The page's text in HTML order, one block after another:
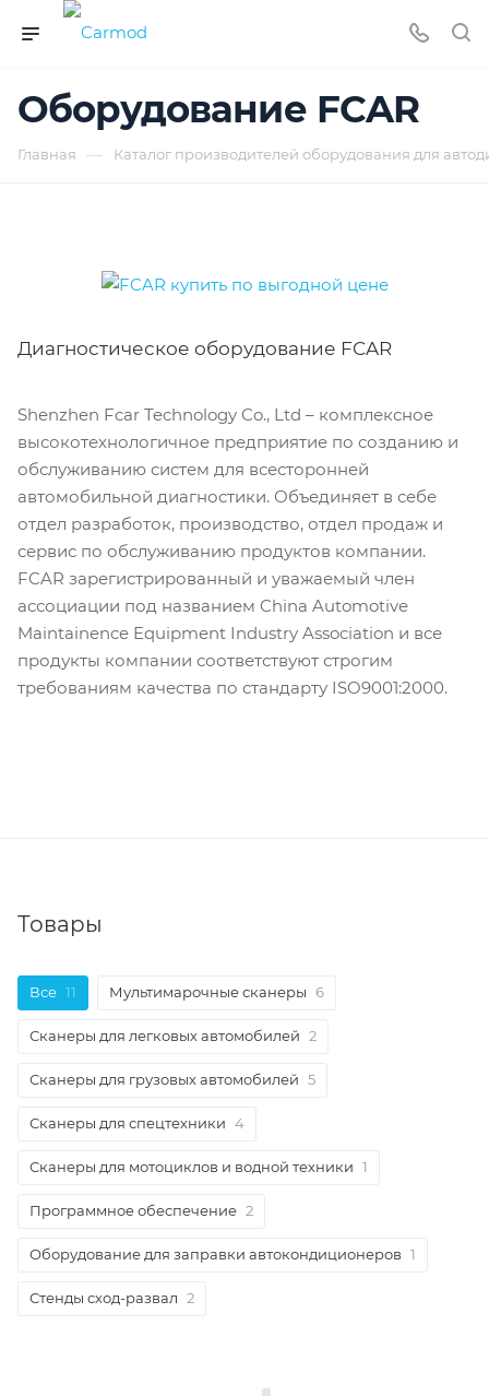
Оборудование FCAR
Главная — Каталог производителей оборудования для
Диагностическое оборудование FCAR
Shenzhen Fcar Technology Co., Ltd – комплексное
высокотехнологичное предприятие по созданию и
обслуживанию систем для всесторонней
автомобильной диагностики. Объединяет в себе
отдел разработок, производство, отдел продаж и
сервис по обслуживанию продуктов компании.
FCAR зарегистрированный и уважаемый член
ассоциации под названием China Automotive
Maintainence Equipment Industry Association и все
продукты компании соответствуют строгим
требованиям качества по стандарту ISO9001:2000.
Товары
Все 11 Мультимарочные сканеры 6
Сканеры для легковых автомобилей 2
Сканеры для грузовых автомобилей 5
Сканеры для спецтехники 4
Сканеры для мотоциклов и водной техники 1
Программное обеспечение 2
Оборудование для заправки автокондиционеров 1
Стенды сход-развал 2